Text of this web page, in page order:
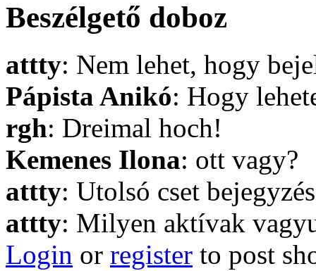
Beszélgető doboz
attty: Nem lehet, hogy
Pápista Anikó: Hogy
rgh: Dreimal hoch!
Kemenes Ilona: ott vagy?
attty: Utolsó cset
attty: Milyen aktívak
Login or register to post